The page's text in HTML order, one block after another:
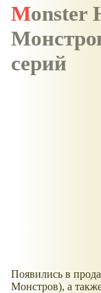
Monster High (Школа
серий
Появились в
Монстров), а